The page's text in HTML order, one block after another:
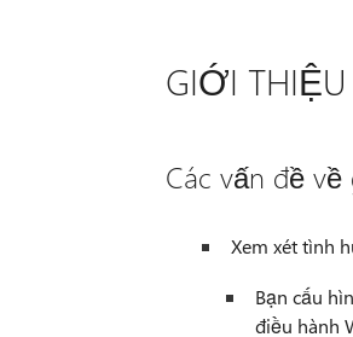
GIỚI THIỆU
Các vấn đề
Xem xét tình
Bạn cấu
điều hành